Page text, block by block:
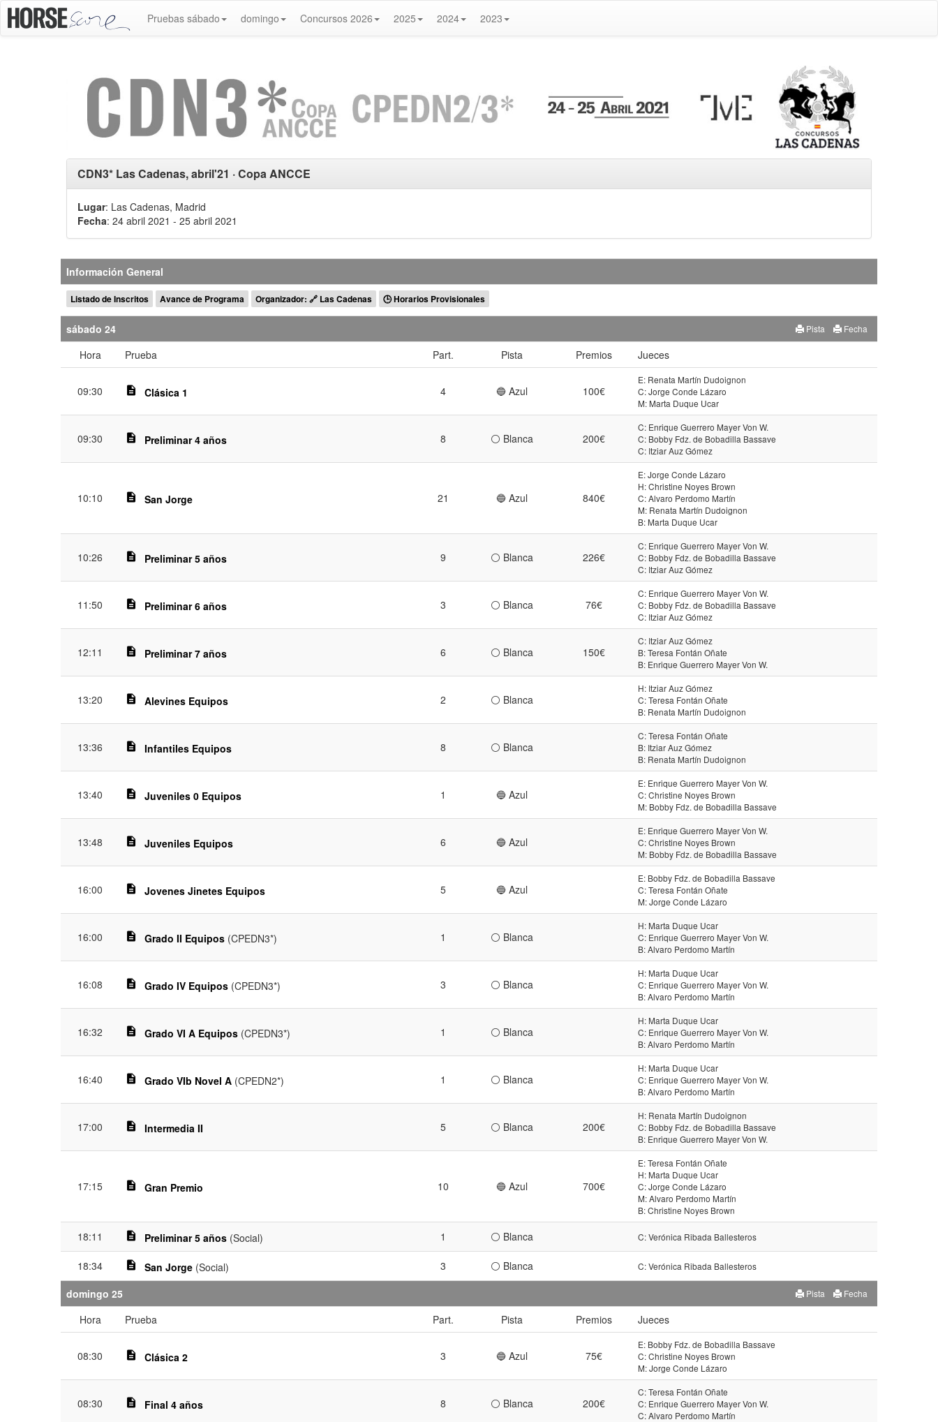
Pruebas sábado domingo Concursos 2026 2025 2024 2023
CDN3* Las Cadenas, abril'21 · Copa ANCCE
Lugar: Las Cadenas, Madrid
Fecha: 24 abril 2021 - 25 abril 2021
Información General
Listado de Inscritos Avance de Programa Organizador: 🔗 Las Cadenas 🕒 Horarios Provisionales
sábado 24 Fecha
Pista
Hora Prueba Part. Pista Premios Jueces
09:30 description Clásica 1 4 🔵 Azul 100€
E: Renata Martín Dudoignon
C: Jorge Conde Lázaro
M: Marta Duque Ucar
09:30 description Preliminar 4 años 8 ⚪ Blanca 200€
C: Enrique Guerrero Mayer Von W.
C: Bobby Fdz. de Bobadilla Bassave
C: Itziar Auz Gómez
10:10 description San Jorge 21 🔵 Azul 840€
E: Jorge Conde Lázaro
H: Christine Noyes Brown
C: Alvaro Perdomo Martín
M: Renata Martín Dudoignon
B: Marta Duque Ucar
10:26 description Preliminar 5 años 9 ⚪ Blanca 226€
C: Enrique Guerrero Mayer Von W.
C: Bobby Fdz. de Bobadilla Bassave
C: Itziar Auz Gómez
11:50 description Preliminar 6 años 3 ⚪ Blanca 76€
C: Enrique Guerrero Mayer Von W.
C: Bobby Fdz. de Bobadilla Bassave
C: Itziar Auz Gómez
12:11 description Preliminar 7 años 6 ⚪ Blanca 150€
C: Itziar Auz Gómez
B: Teresa Fontán Oñate
B: Enrique Guerrero Mayer Von W.
13:20 description Alevines Equipos 2 ⚪ Blanca
H: Itziar Auz Gómez
C: Teresa Fontán Oñate
B: Renata Martín Dudoignon
13:36 description Infantiles Equipos 8 ⚪ Blanca
C: Teresa Fontán Oñate
B: Itziar Auz Gómez
B: Renata Martín Dudoignon
13:40 description Juveniles 0 Equipos 1 🔵 Azul
E: Enrique Guerrero Mayer Von W.
C: Christine Noyes Brown
M: Bobby Fdz. de Bobadilla Bassave
13:48 description Juveniles Equipos 6 🔵 Azul
E: Enrique Guerrero Mayer Von W.
C: Christine Noyes Brown
M: Bobby Fdz. de Bobadilla Bassave
16:00 description Jovenes Jinetes Equipos 5 🔵 Azul
E: Bobby Fdz. de Bobadilla Bassave
C: Teresa Fontán Oñate
M: Jorge Conde Lázaro
16:00 description Grado II Equipos (CPEDN3*) 1 ⚪ Blanca
H: Marta Duque Ucar
C: Enrique Guerrero Mayer Von W.
B: Alvaro Perdomo Martín
16:08 description Grado IV Equipos (CPEDN3*) 3 ⚪ Blanca
H: Marta Duque Ucar
C: Enrique Guerrero Mayer Von W.
B: Alvaro Perdomo Martín
16:32 description Grado VI A Equipos (CPEDN3*) 1 ⚪ Blanca
H: Marta Duque Ucar
C: Enrique Guerrero Mayer Von W.
B: Alvaro Perdomo Martín
16:40 description Grado VIb Novel A (CPEDN2*) 1 ⚪ Blanca
H: Marta Duque Ucar
C: Enrique Guerrero Mayer Von W.
B: Alvaro Perdomo Martín
17:00 description Intermedia II 5 ⚪ Blanca 200€
H: Renata Martín Dudoignon
C: Bobby Fdz. de Bobadilla Bassave
B: Enrique Guerrero Mayer Von W.
17:15 description Gran Premio 10 🔵 Azul 700€
E: Teresa Fontán Oñate
H: Marta Duque Ucar
C: Jorge Conde Lázaro
M: Alvaro Perdomo Martín
B: Christine Noyes Brown
18:11 description Preliminar 5 años (Social) 1 ⚪ Blanca C: Verónica Ribada Ballesteros
18:34 description San Jorge (Social) 3 ⚪ Blanca C: Verónica Ribada Ballesteros
domingo 25 Fecha
Pista
Hora Prueba Part. Pista Premios Jueces
08:30 description Clásica 2 3 🔵 Azul 75€
E: Bobby Fdz. de Bobadilla Bassave
C: Christine Noyes Brown
M: Jorge Conde Lázaro
08:30 description Final 4 años 8 ⚪ Blanca 200€
C: Teresa Fontán Oñate
C: Enrique Guerrero Mayer Von W.
C: Alvaro Perdomo Martín